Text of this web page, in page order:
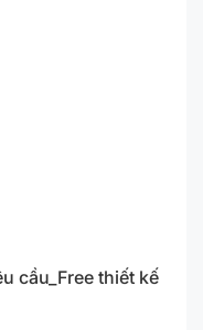
cầu_Free thiết kế